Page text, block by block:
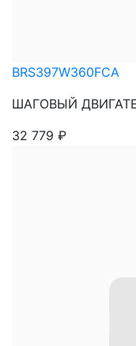
BRS397W360FCA
ШАГОВЫЙ
32 779 ₽